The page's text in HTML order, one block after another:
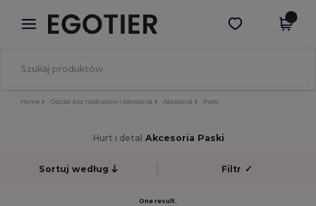
× Aplikacja Egotier
Lepsze ceny w aplikacji!
Pobierz app
Home Odzież bez nadruków | Akcesoria Akcesoria Paski
Hurt i detal Akcesoria Paski
Sortuj według Filtr ✓
One result.